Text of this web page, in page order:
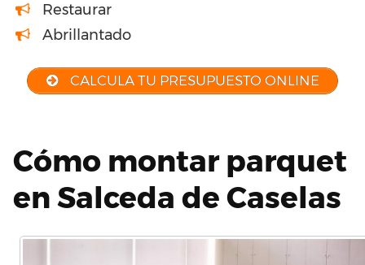
Restaurar
Abrillantado
CALCULA TU PRESUPUESTO ONLINE
Cómo montar parquet
en Salceda de Caselas